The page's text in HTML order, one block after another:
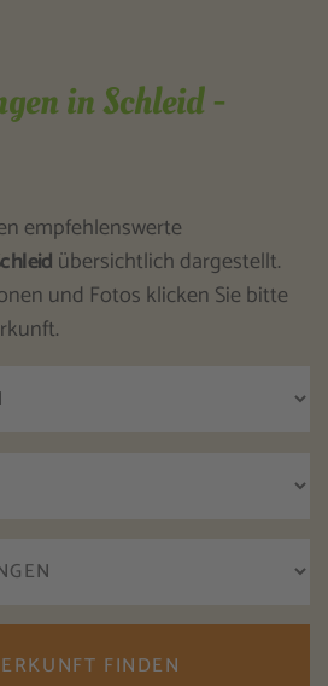
in Schleid -
empfehlenswerte
übersichtlich dargestellt.
und Fotos klicken Sie bitte
FINDEN